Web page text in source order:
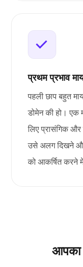
प्रथम प्रभाव
पहली छाप बहुत
डोमेन की हो। एक
लिए प्रासंगिक
उसे अलग दिखने और
को आकर्षित करने
आपका